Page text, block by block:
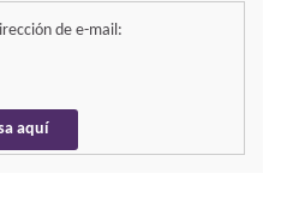
de e-mail: